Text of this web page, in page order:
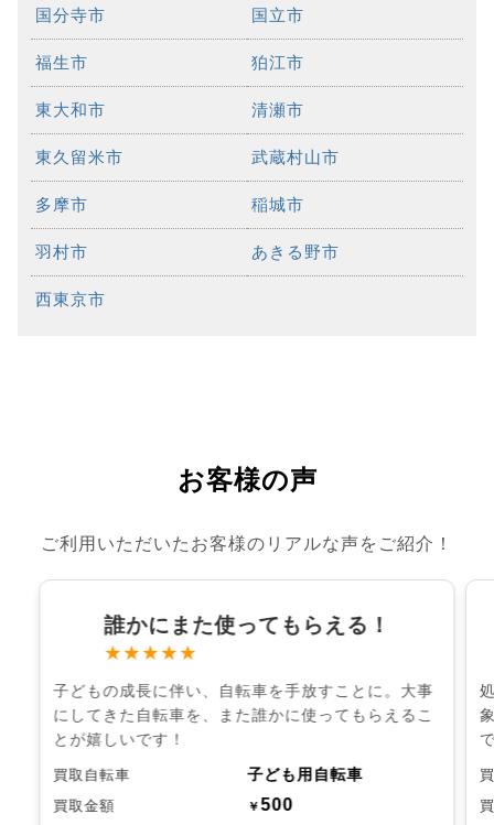
国分寺市 国立市
福生市 狛江市
東大和市 清瀬市
東久留米市 武蔵村山市
多摩市 稲城市
羽村市 あきる野市
西東京市
お客様の声
ご利用いただいたお客様のリアルな声をご紹介！
誰かにまた使ってもらえる！
★★★★★
子どもの成長に伴い、自転車を手放すことに。大事
にしてきた自転車を、また誰かに使ってもらえるこ
とが嬉しいです！
買取自転車 子ども用自転車
買取金額 ￥500